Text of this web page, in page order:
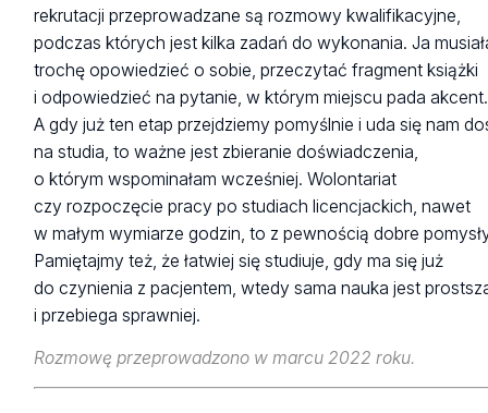
rekrutacji przeprowadzane są rozmowy kwalifikacyjne,
podczas których jest kilka zadań do wykonania. Ja
trochę opowiedzieć o sobie, przeczytać fragment książki
i odpowiedzieć na pytanie, w którym miejscu pada akcent.
A gdy już ten etap przejdziemy pomyślnie i uda się nam
na studia, to ważne jest zbieranie doświadczenia,
o którym wspominałam wcześniej. Wolontariat
czy rozpoczęcie pracy po studiach licencjackich, nawet
w małym wymiarze godzin, to z pewnością dobre
Pamiętajmy też, że łatwiej się studiuje, gdy ma się już
do czynienia z pacjentem, wtedy sama nauka jest
i przebiega sprawniej.
Rozmowę przeprowadzono w marcu 2022 roku.